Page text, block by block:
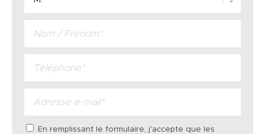
En remplissant le formulaire, j'accepte que les